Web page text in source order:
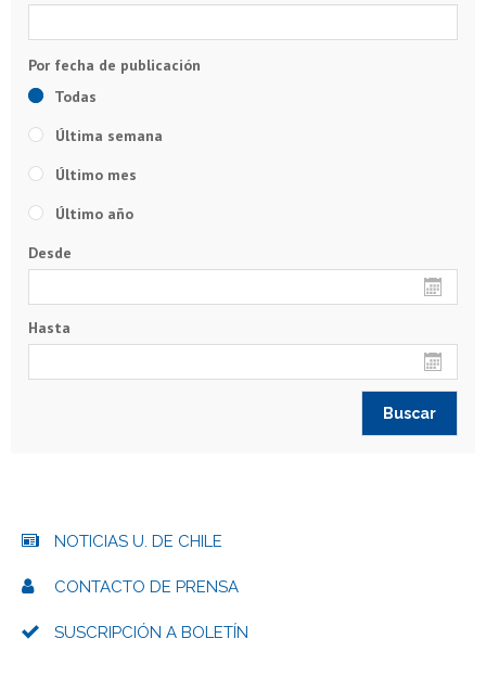
Todas
Última semana
Último mes
Último año
Desde
Hasta
NOTICIAS U. DE CHILE
CONTACTO DE PRENSA
SUSCRIPCIÓN A BOLETÍN